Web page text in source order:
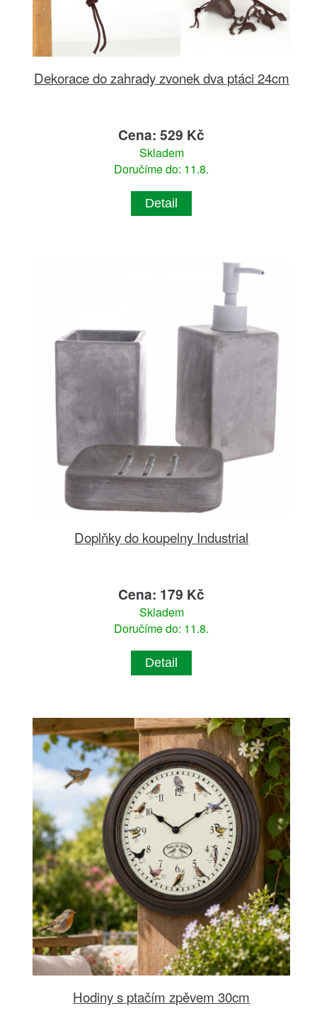
Dekorace do zahrady zvonek dva ptáci 24cm
Cena: 529 Kč
Skladem
Doručíme do: 11.8.
Detail
Doplňky do koupelny Industrial
Cena: 179 Kč
Skladem
Doručíme do: 11.8.
Detail
Hodiny s ptačím zpěvem 30cm